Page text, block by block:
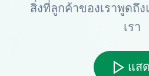
สิ่งที่ลูกค้าของเราพูดถึ
เรา
แส